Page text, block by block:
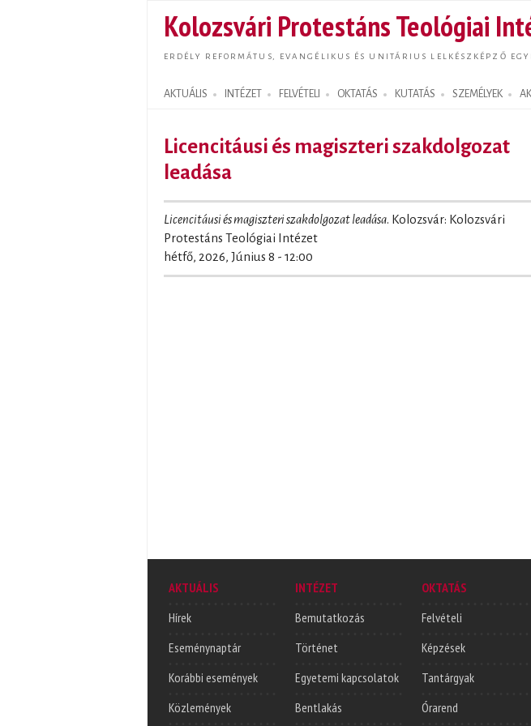
tartalomra
Kolozsvári Protestáns Teológiai
ERDÉLY REFORMÁTUS, EVANGÉLIKUS ÉS UNITÁRIUS LELKÉSZKÉPZŐ
AKTUÁLIS INTÉZET FELVÉTELI OKTATÁS KUTATÁS SZEMÉLYEK
Search form
Licencitáusi és magiszteri szakdolgozat
leadása
Licencitáusi és magiszteri szakdolgozat leadása. Kolozsvár: Kolozsvári
Protestáns Teológiai Intézet
hétfő, 2026, Június 8 - 12:00
AKTUÁLIS
Hírek
Eseménynaptár
Korábbi események
Közlemények
INTÉZET
Bemutatkozás
Történet
Egyetemi kapcsolatok
Bentlakás
OKTATÁS
Felvételi
Képzések
Tantárgyak
Órarend